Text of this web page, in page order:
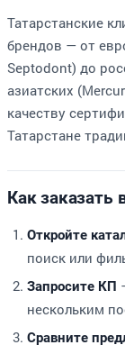
Татарстанские
брендов — от
Septodont) до
азиатских
качеству
Татарстане
Как заказать
Откройте
поиск или
Запросите КП
нескольким
Сравните